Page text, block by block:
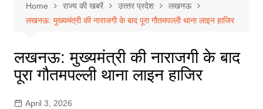
Home राज्य की खबरें उत्त्तर प्रदेश
लखनऊ
लखनऊ: मुख्यमंत्री की नाराजगी के बाद पूरा गौतमपल्ली थाना लाइन हाजिर
लखनऊ: मुख्यमंत्री की नाराजगी के बाद
पूरा गौतमपल्ली थाना लाइन हाजिर
April 3, 2026